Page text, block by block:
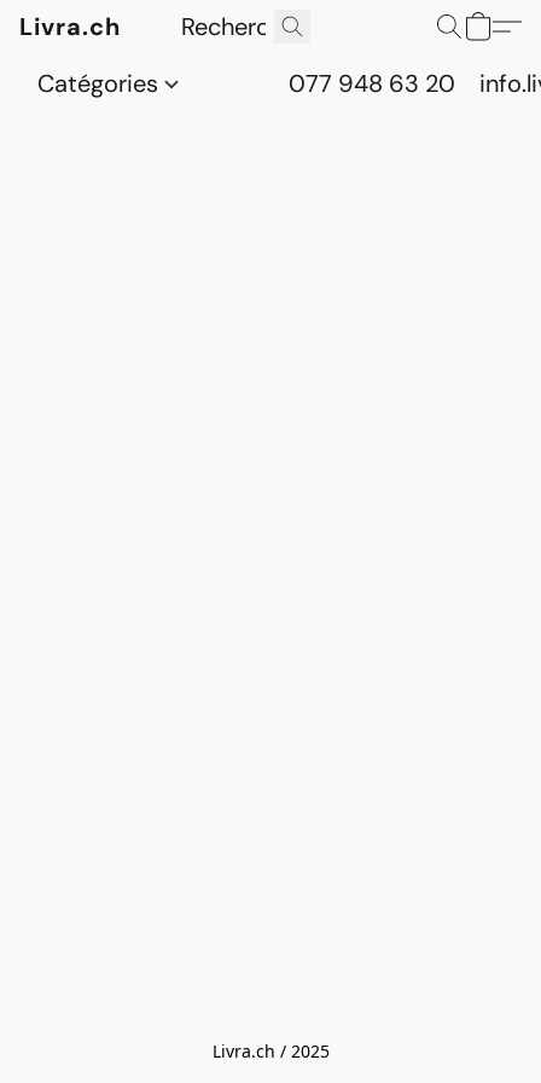
Livra.ch
Catégories
077 948 63 20
Livra.ch / 2025